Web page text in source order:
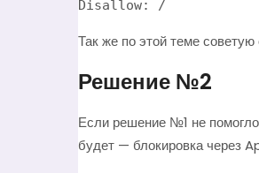
Disallow: /
Так же по этой теме советую
Решение №2
Если решение №1 не
будет — блокировка через